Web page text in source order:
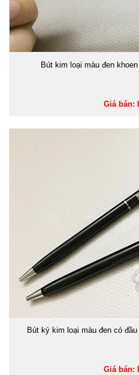
Bút kim loại màu đen
Giá bán:
Bút ký kim loại màu đen có
Giá bán: